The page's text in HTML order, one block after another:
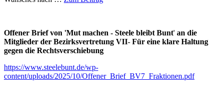
Offener Brief von 'Mut machen - Steele bleibt Bunt' an die
Mitglieder der Bezirksvertretung VII- Für eine klare Haltung
gegen die Rechtsverschiebung
https://www.steelebunt.de/wp-
content/uploads/2025/10/Offener_Brief_BV7_Fraktionen.pdf